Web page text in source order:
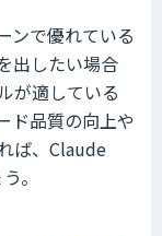
ンで優れている
出したい場合
が適している
ド品質の向上や
ば、Claude
。